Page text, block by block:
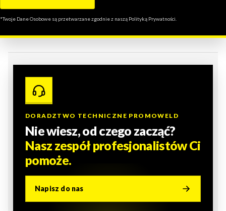
*Twoje Dane Osobowe są przetwarzane zgodnie z naszą Polityką Prywatności.
DORADZTWO TECHNICZNE PROMOWELD
Nie wiesz, od czego zacząć?
Nasz zespół profesjonalistów Ci
pomoże.
Napisz do nas